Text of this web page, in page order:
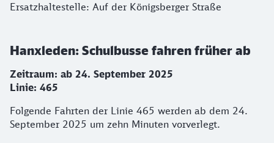
Ersatzhaltestelle: Auf der Königsberger Straße
Hanxleden: Schulbusse fahren früher ab
Zeitraum: ab 24. September 2025
Linie: 465
Folgende Fahrten der Linie 465 werden ab dem 24.
September 2025 um zehn Minuten vorverlegt.